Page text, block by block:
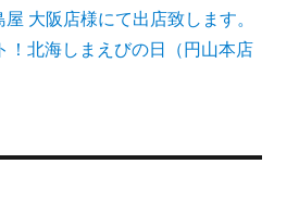
大阪店様にて出店致します。
！北海しまえびの日（円山本店